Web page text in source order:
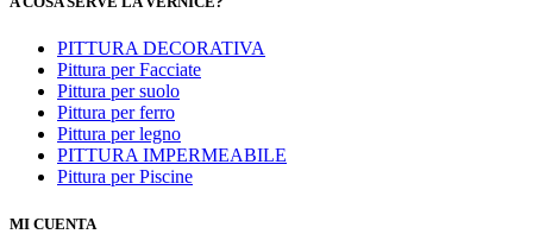
PITTURA DECORATIVA
Pittura per Facciate
Pittura per suolo
Pittura per ferro
Pittura per legno
PITTURA IMPERMEABILE
Pittura per Piscine
MI CUENTA